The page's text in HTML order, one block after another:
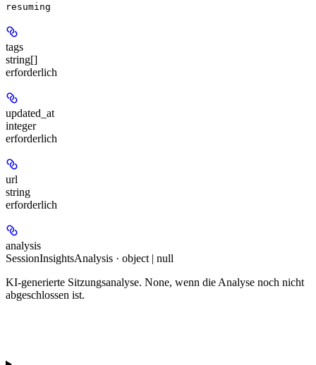
resuming
tags
string[]
erforderlich
updated_at
integer
erforderlich
url
string
erforderlich
analysis
SessionInsightsAnalysis · object | null
KI-generierte Sitzungsanalyse. None, wenn die Analyse noch nicht
abgeschlossen ist.